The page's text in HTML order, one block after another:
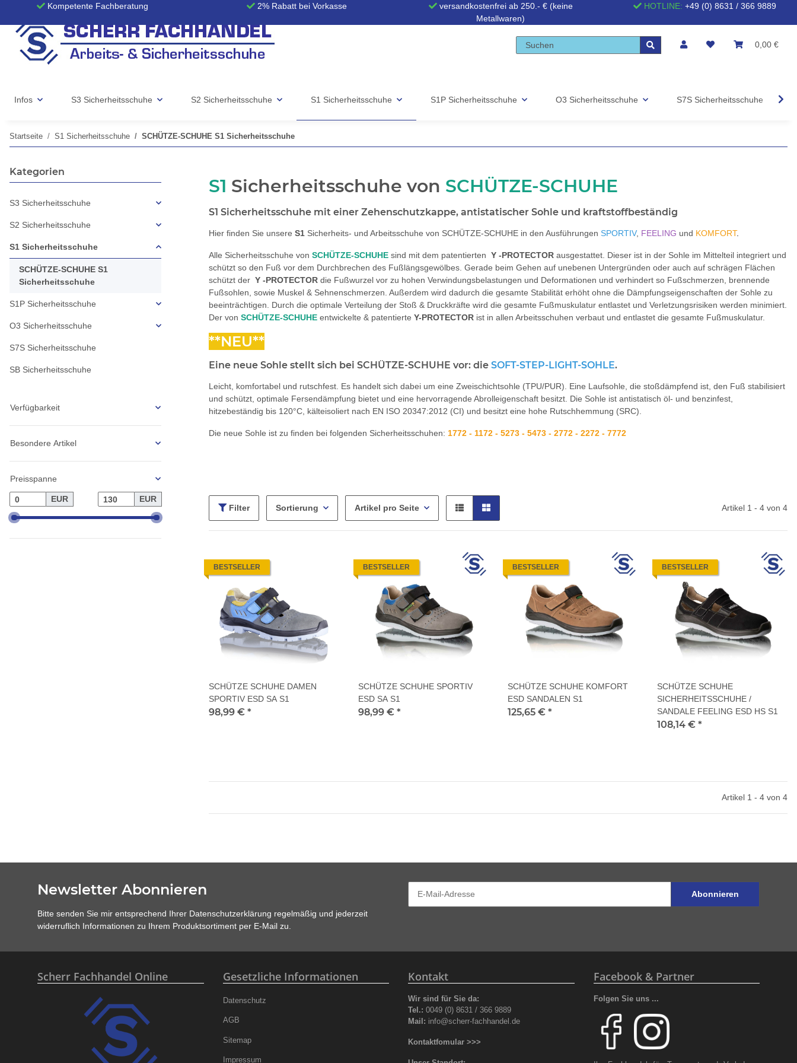
Kompetente Fachberatung 2% Rabatt bei Vorkasse
versandkostenfrei ab 250.- € (keine
Metallwaren)
HOTLINE: +49 (0) 8631 / 366 9889
0,00 €
Infos S3 Sicherheitsschuhe S2 Sicherheitsschuhe S1 Sicherheitsschuhe S1P Sicherheitsschuhe O3 Sicherheitsschuhe S7S Sicherheitsschuhe
Startseite S1 Sicherheitsschuhe SCHÜTZE-SCHUHE S1 Sicherheitsschuhe
S1 Sicherheitsschuhe von SCHÜTZE-SCHUHE
S1 Sicherheitsschuhe mit einer Zehenschutzkappe, antistatischer Sohle und kraftstoffbeständig
Hier finden Sie unsere S1 Sicherheits- und Arbeitsschuhe von SCHÜTZE-SCHUHE in den Ausführungen SPORTIV, FEELING und KOMFORT.
Alle Sicherheitsschuhe von SCHÜTZE-SCHUHE sind mit dem patentierten Y -PROTECTOR ausgestattet. Dieser ist in der Sohle im Mittelteil integriert und
schützt so den Fuß vor dem Durchbrechen des Fußlängsgewölbes. Gerade beim Gehen auf unebenen Untergründen oder auch auf schrägen Flächen
schützt der Y -PROTECTOR die Fußwurzel vor zu hohen Verwindungsbelastungen und Deformationen und verhindert so Fußschmerzen, brennende
Fußsohlen, sowie Muskel & Sehnenschmerzen. Außerdem wird dadurch die gesamte Stabilität erhöht ohne die Dämpfungseigenschaften der Sohle zu
beeinträchtigen. Durch die optimale Verteilung der Stoß & Druckkräfte wird die gesamte Fußmuskulatur entlastet und Verletzungsrisiken werden minimiert.
Der von SCHÜTZE-SCHUHE entwickelte & patentierte Y-PROTECTOR ist in allen Arbeitsschuhen verbaut und entlastet die gesamte Fußmuskulatur.
**NEU**
Eine neue Sohle stellt sich bei SCHÜTZE-SCHUHE vor: die SOFT-STEP-LIGHT-SOHLE.
Leicht, komfortabel und rutschfest. Es handelt sich dabei um eine Zweischichtsohle (TPU/PUR). Eine Laufsohle, die stoßdämpfend ist, den Fuß stabilisiert
und schützt, optimale Fersendämpfung bietet und eine hervorragende Abrolleigenschaft besitzt. Die Sohle ist antistatisch öl- und benzinfest,
hitzebeständig bis 120°C, kälteisoliert nach EN ISO 20347:2012 (CI) und besitzt eine hohe Rutschhemmung (SRC).
Die neue Sohle ist zu finden bei folgenden Sicherheitsschuhen: 1772 - 1172 - 5273 - 5473 - 2772 - 2272 - 7772
Filter Sortierung Artikel pro Seite Artikel 1 - 4 von 4
BESTSELLER
SCHÜTZE SCHUHE DAMEN
SPORTIV ESD SA S1
98,99 € *
BESTSELLER
SCHÜTZE SCHUHE SPORTIV
ESD SA S1
98,99 € *
BESTSELLER
SCHÜTZE SCHUHE KOMFORT
ESD SANDALEN S1
125,65 € *
BESTSELLER
SCHÜTZE SCHUHE
SICHERHEITSSCHUHE /
SANDALE FEELING ESD HS S1
108,14 € *
Artikel 1 - 4 von 4
Kategorien
S3 Sicherheitsschuhe
S2 Sicherheitsschuhe
S1 Sicherheitsschuhe
SCHÜTZE-SCHUHE S1
Sicherheitsschuhe
S1P Sicherheitsschuhe
O3 Sicherheitsschuhe
S7S Sicherheitsschuhe
SB Sicherheitsschuhe
Verfügbarkeit
Besondere Artikel
Preisspanne
EUR EUR
Newsletter Abonnieren
Bitte senden Sie mir entsprechend Ihrer Datenschutzerklärung regelmäßig und jederzeit
widerruflich Informationen zu Ihrem Produktsortiment per E-Mail zu.
Abonnieren
Scherr Fachhandel Online Gesetzliche Informationen
Datenschutz
AGB
Sitemap
Impressum
Kontakt
Wir sind für Sie da:
Tel.: 0049 (0) 8631 / 366 9889
Mail: info@scherr-fachhandel.de
Kontaktfomular >>>
Facebook & Partner
Folgen Sie uns ...